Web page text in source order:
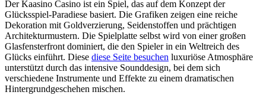
Der Kaasino Casino ist ein Spiel, das auf dem Konzept der
Glücksspiel-Paradiese basiert. Die Grafiken zeigen eine reiche
Dekoration mit Goldverzierung, Seidenstoffen und prächtigen
Architekturmustern. Die Spielplatte selbst wird von einer großen
Glasfensterfront dominiert, die den Spieler in ein Weltreich des
Glücks einführt. Diese diese Seite besuchen luxuriöse Atmosphäre
unterstützt durch das intensive Sounddesign, bei dem sich
verschiedene Instrumente und Effekte zu einem dramatischen
Hintergrundgeschehen mischen.